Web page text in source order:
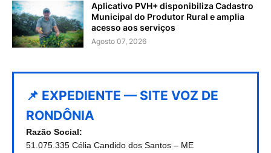
Aplicativo PVH+ disponibiliza Cadastro
Municipal do Produtor Rural e amplia
acesso aos serviços
Agosto 07, 2026
📌 EXPEDIENTE — SITE VOZ DE
RONDÔNIA
Razão Social:
51.075.335 Célia Candido dos Santos – ME